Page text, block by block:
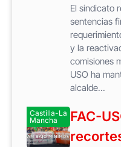
El sindicato
sentencias
y la
comisiones
USO ha
alcalde...
Castilla-La
Mancha
FAC-